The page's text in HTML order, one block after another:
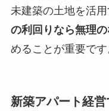
未建築の土地を活用
の利回りなら無理
めることが重要です
新築アパート経